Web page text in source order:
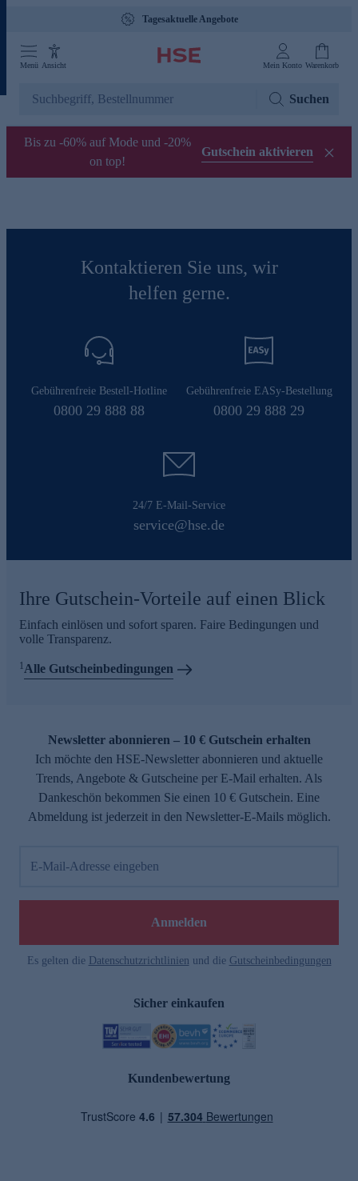
Tagesaktuelle Angebote
Menü Ansicht Mein Konto Warenkorb
Suchen
Bis zu -60% auf Mode und -20%
on top!
Gutschein aktivieren
Kontaktieren Sie uns, wir
helfen gerne.
Gebührenfreie Bestell-Hotline
0800 29 888 88
Gebührenfreie EASy-Bestellung
0800 29 888 29
24/7 E-Mail-Service
service@hse.de
Ihre Gutschein-Vorteile auf einen Blick
Einfach einlösen und sofort sparen. Faire Bedingungen und
volle Transparenz.
1Alle Gutscheinbedingungen
Newsletter abonnieren – 10 € Gutschein erhalten
Ich möchte den HSE-Newsletter abonnieren und aktuelle
Trends, Angebote & Gutscheine per E-Mail erhalten. Als
Dankeschön bekommen Sie einen 10 € Gutschein. Eine
Abmeldung ist jederzeit in den Newsletter-E-Mails möglich.
E-Mail-Adresse eingeben
Anmelden
Es gelten die Datenschutzrichtlinien und die Gutscheinbedingungen
Sicher einkaufen
Kundenbewertung